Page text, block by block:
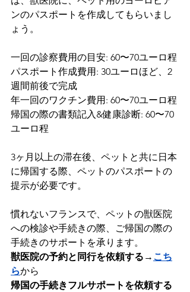
ンのパスポートを作成してもらいまし
ょう。
一回の診察費用の目安: 60〜70ユーロ程
パスポート作成費用: 30ユーロほど、2
週間前後で完成
年一回のワクチン費用: 60〜70ユーロ程
帰国の際の書類記入&健康診断: 60〜70
ユーロ程
3ヶ月以上の滞在後、ペットと共に日本
に帰国する際、ペットのパスポートの
提示が必要です。
慣れないフランスで、ペットの獣医院
への検診や手続きの際、ご帰国の際の
手続きのサポートを承ります。
獣医院の予約と同行を依頼する → こち
らから
帰国の手続きフルサポートを依頼する